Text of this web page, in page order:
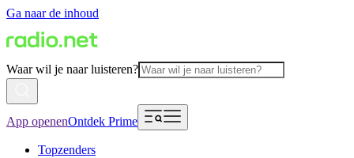
Ga naar de inhoud
Waar wil je naar luisteren?
App openenOntdek Prime
Topzenders